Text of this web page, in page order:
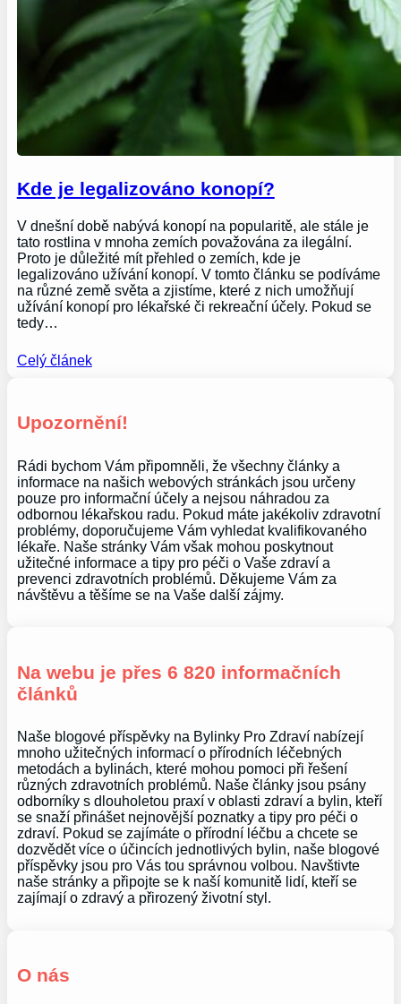
Kde je legalizováno konopí?
V dnešní době nabývá konopí na popularitě, ale stále je
tato rostlina v mnoha zemích považována za ilegální.
Proto je důležité mít přehled o zemích, kde je
legalizováno užívání konopí. V tomto článku se podíváme
na různé země světa a zjistíme, které z nich umožňují
užívání konopí pro lékařské či rekreační účely. Pokud se
tedy…
Celý článek
Upozornění!
Rádi bychom Vám připomněli, že všechny články a
informace na našich webových stránkách jsou určeny
pouze pro informační účely a nejsou náhradou za
odbornou lékařskou radu. Pokud máte jakékoliv zdravotní
problémy, doporučujeme Vám vyhledat kvalifikovaného
lékaře. Naše stránky Vám však mohou poskytnout
užitečné informace a tipy pro péči o Vaše zdraví a
prevenci zdravotních problémů. Děkujeme Vám za
návštěvu a těšíme se na Vaše další zájmy.
Na webu je přes 6 820 informačních
článků
Naše blogové příspěvky na Bylinky Pro Zdraví nabízejí
mnoho užitečných informací o přírodních léčebných
metodách a bylinách, které mohou pomoci při řešení
různých zdravotních problémů. Naše články jsou psány
odborníky s dlouholetou praxí v oblasti zdraví a bylin, kteří
se snaží přinášet nejnovější poznatky a tipy pro péči o
zdraví. Pokud se zajímáte o přírodní léčbu a chcete se
dozvědět více o účincích jednotlivých bylin, naše blogové
příspěvky jsou pro Vás tou správnou volbou. Navštivte
naše stránky a připojte se k naší komunitě lidí, kteří se
zajímají o zdravý a přirozený životní styl.
O nás